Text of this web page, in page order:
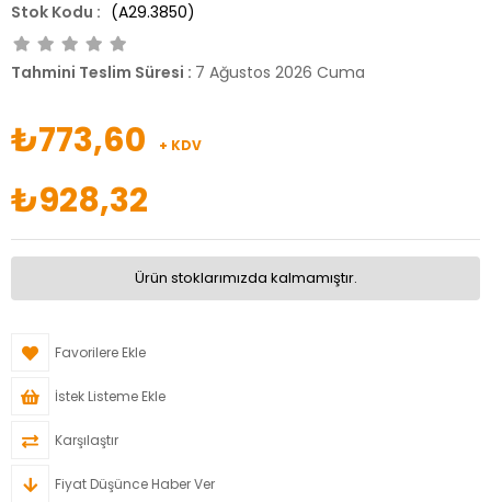
(A29.3850)
Tahmini Teslim Süresi : 7 Ağustos 2026 Cuma
₺773,60 + KDV
₺928,32
Ürün stoklarımızda kalmamıştır.
Favorilere Ekle
İstek Listeme Ekle
Karşılaştır
Fiyat Düşünce Haber Ver